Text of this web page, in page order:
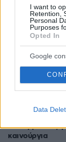
I want to
Retention,
Personal
Purposes
Opted In
Google
Data
δανεικός
Μπουγιουρντί:
καυτερός
πριν 14 λεπτά
Τέλος οι
πριν 14 λεπτά
Όταν η
πριν 14 λεπτά
10 συμβουλές
καινούργια